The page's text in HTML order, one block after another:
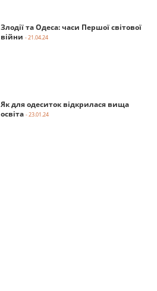
Злодії та Одеса: часи Першої світової
війни - 21.04.24
Як для одеситок відкрилася вища
освіта - 23.01.24